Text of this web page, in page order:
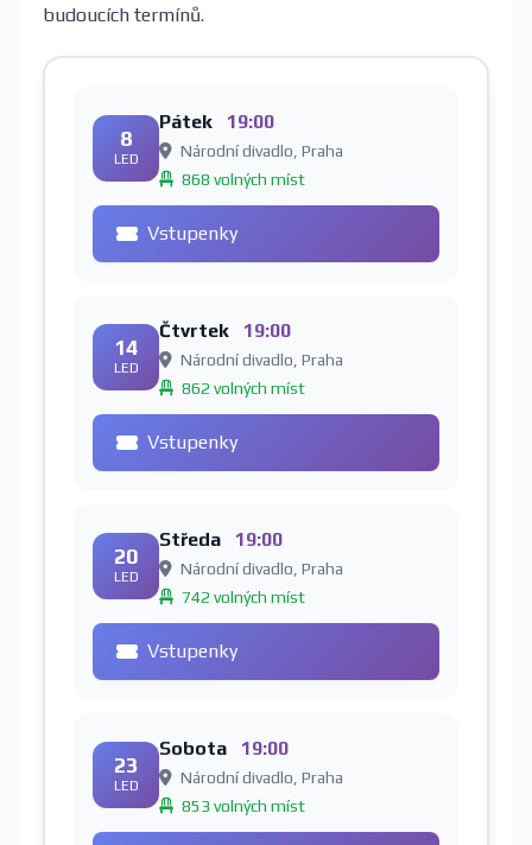
budoucích termínů.
8
LED
Pátek 19:00
Národní divadlo, Praha
868 volných míst
Vstupenky
14
LED
Čtvrtek 19:00
Národní divadlo, Praha
862 volných míst
Vstupenky
20
LED
Středa 19:00
Národní divadlo, Praha
742 volných míst
Vstupenky
23
LED
Sobota 19:00
Národní divadlo, Praha
853 volných míst